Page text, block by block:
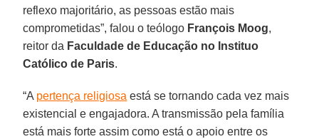
reflexo majoritário, as pessoas estão mais
comprometidas”, falou o teólogo François Moog,
reitor da Faculdade de Educação no Instituo
Católico de Paris.
“A pertença religiosa está se tornando cada vez mais
existencial e engajadora. A transmissão pela família
está mais forte assim como está o apoio entre os